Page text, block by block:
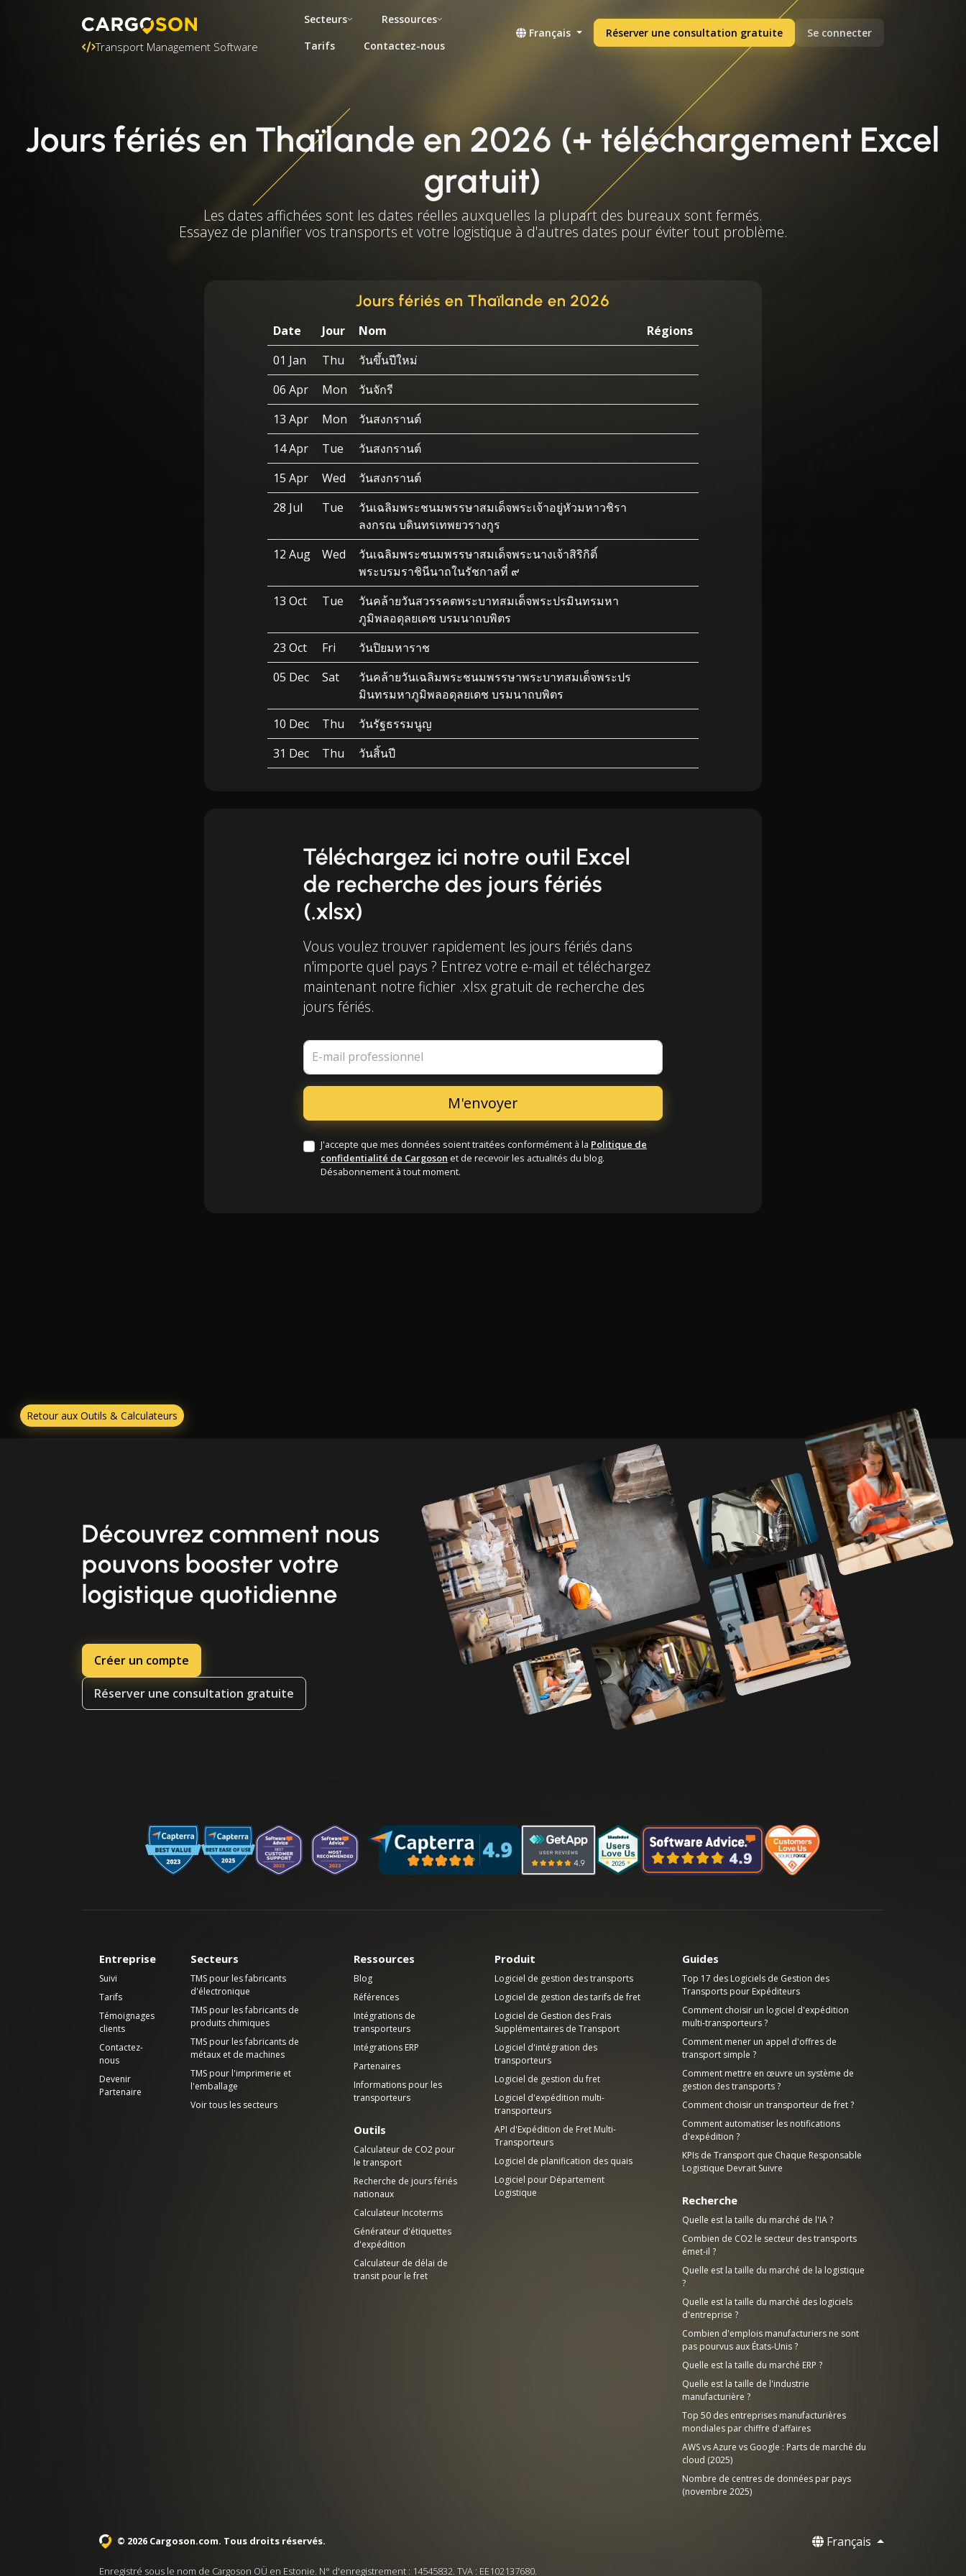
Transport Management Software
Secteurs
Ressources
Tarifs
Contactez-nous
Français Réserver une consultation gratuite Se connecter
Jours fériés en Thaïlande en 2026 (+ téléchargement Excel
gratuit)
Les dates affichées sont les dates réelles auxquelles la plupart des bureaux sont fermés.
Essayez de planifier vos transports et votre logistique à d'autres dates pour éviter tout problème.
Jours fériés en Thaïlande en 2026
Date Jour Nom
Régions
01 Jan
Thu
วันขึ้นปีใหม่
06 Apr
Mon
วันจักรี
13 Apr
Mon
วันสงกรานต์
14 Apr
Tue
วันสงกรานต์
15 Apr
Wed
วันสงกรานต์
28 Jul
Tue
วันเฉลิมพระชนมพรรษาสมเด็จพระเจ้าอยู่หัวมหาวชิรา
ลงกรณ บดินทรเทพยวรางกูร
12 Aug
Wed
วันเฉลิมพระชนมพรรษาสมเด็จพระนางเจ้าสิริกิติ์
พระบรมราชินีนาถในรัชกาลที่ ๙
13 Oct
Tue
วันคล้ายวันสวรรคตพระบาทสมเด็จพระปรมินทรมหา
ภูมิพลอดุลยเดช บรมนาถบพิตร
23 Oct
Fri
วันปิยมหาราช
05 Dec
Sat
วันคล้ายวันเฉลิมพระชนมพรรษาพระบาทสมเด็จพระปร
มินทรมหาภูมิพลอดุลยเดช บรมนาถบพิตร
10 Dec
Thu
วันรัฐธรรมนูญ
31 Dec
Thu วันสิ้นปี
Téléchargez ici notre outil Excel
de recherche des jours fériés
(.xlsx)
Vous voulez trouver rapidement les jours fériés dans
n'importe quel pays ? Entrez votre e-mail et téléchargez
maintenant notre fichier .xlsx gratuit de recherche des
jours fériés.
E-mail professionnel
J'accepte que mes données soient traitées conformément à la Politique de
confidentialité de Cargoson et de recevoir les actualités du blog.
Désabonnement à tout moment.
Retour aux Outils & Calculateurs
Découvrez comment nous
pouvons booster votre
logistique quotidienne
Créer un compte
Réserver une consultation gratuite
Entreprise
Suivi
Tarifs
Témoignages
clients
Contactez-
nous
Devenir
Partenaire
Secteurs
TMS pour les fabricants
d'électronique
TMS pour les fabricants de
produits chimiques
TMS pour les fabricants de
métaux et de machines
TMS pour l'imprimerie et
l'emballage
Voir tous les secteurs
Ressources
Blog
Références
Intégrations de
transporteurs
Intégrations ERP
Partenaires
Informations pour les
transporteurs
Outils
Calculateur de CO2 pour
le transport
Recherche de jours fériés
nationaux
Calculateur Incoterms
Générateur d'étiquettes
d'expédition
Calculateur de délai de
transit pour le fret
Produit
Logiciel de gestion des transports
Logiciel de gestion des tarifs de fret
Logiciel de Gestion des Frais
Supplémentaires de Transport
Logiciel d'intégration des
transporteurs
Logiciel de gestion du fret
Logiciel d'expédition multi-
transporteurs
API d'Expédition de Fret Multi-
Transporteurs
Logiciel de planification des quais
Logiciel pour Département
Logistique
Guides
Top 17 des Logiciels de Gestion des
Transports pour Expéditeurs
Comment choisir un logiciel d'expédition
multi-transporteurs ?
Comment mener un appel d'offres de
transport simple ?
Comment mettre en œuvre un système de
gestion des transports ?
Comment choisir un transporteur de fret ?
Comment automatiser les notifications
d'expédition ?
KPIs de Transport que Chaque Responsable
Logistique Devrait Suivre
Recherche
Quelle est la taille du marché de l'IA ?
Combien de CO2 le secteur des transports
émet-il ?
Quelle est la taille du marché de la logistique
?
Quelle est la taille du marché des logiciels
d'entreprise ?
Combien d'emplois manufacturiers ne sont
pas pourvus aux États-Unis ?
Quelle est la taille du marché ERP ?
Quelle est la taille de l'industrie
manufacturière ?
Top 50 des entreprises manufacturières
mondiales par chiffre d'affaires
AWS vs Azure vs Google : Parts de marché du
cloud (2025)
Nombre de centres de données par pays
(novembre 2025)
© 2026 Cargoson.com. Tous droits réservés. Français
Enregistré sous le nom de Cargoson OÜ en Estonie. N° d'enregistrement : 14545832. TVA : EE102137680.